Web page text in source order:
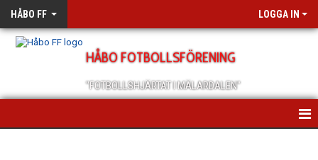
HÅBO FF LOGGA IN
HÅBO FOTBOLLSFÖRENING
"FOTBOLLSHJÄRTAT I MÄLARDALEN"